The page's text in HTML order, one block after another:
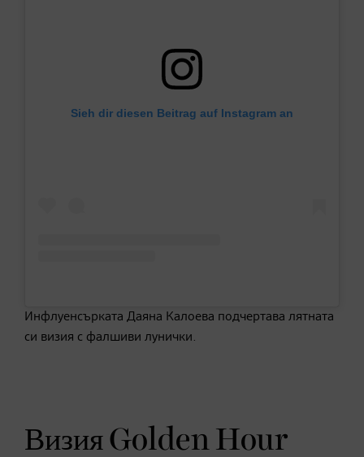
Sieh dir diesen Beitrag auf Instagram an
Инфлуенсърката Даяна Калоева подчертава лятната
си визия с фалшиви лунички.
Визия Golden Hour